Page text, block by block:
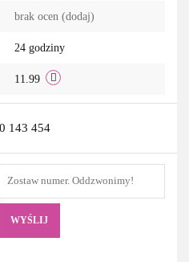
brak ocen (dodaj)
24 godziny
11.99
143 454
WYŚLIJ